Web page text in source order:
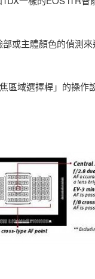
或主體顏色的偵測
區域選擇桿」的操